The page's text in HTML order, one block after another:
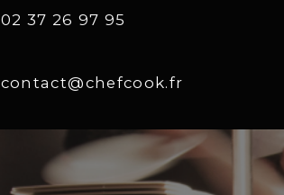
02 37 26 97 95
contact@chefcook.fr